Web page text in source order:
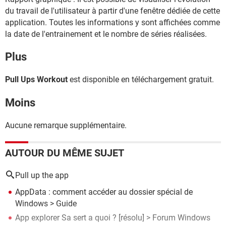
du travail de l'utilisateur à partir d'une fenêtre dédiée de cette
application. Toutes les informations y sont affichées comme
la date de l'entrainement et le nombre de séries réalisées.
Plus
Pull Ups Workout est disponible en téléchargement gratuit.
Moins
Aucune remarque supplémentaire.
AUTOUR DU MÊME SUJET
Pull up the app
AppData : comment accéder au dossier spécial de
Windows > Guide
App explorer Sa sert a quoi ? [résolu] > Forum Windows